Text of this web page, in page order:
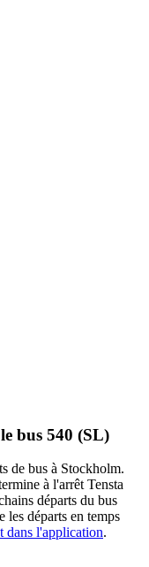
bus 540 (SL)
de bus à Stockholm.
à l'arrêt Tensta
départs du bus
les départs en temps
dans l'application.